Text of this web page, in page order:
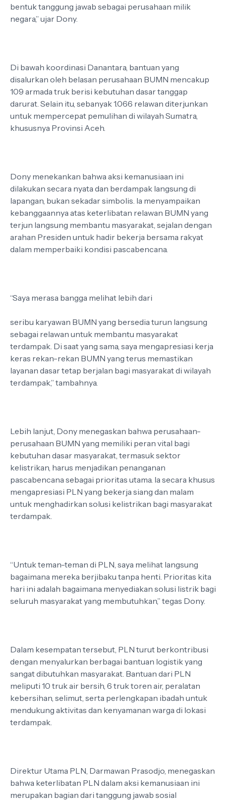
bentuk tanggung jawab sebagai perusahaan milik
negara,” ujar Dony.
Di bawah koordinasi Danantara, bantuan yang
disalurkan oleh belasan perusahaan BUMN mencakup
109 armada truk berisi kebutuhan dasar tanggap
darurat. Selain itu, sebanyak 1.066 relawan diterjunkan
untuk mempercepat pemulihan di wilayah Sumatra,
khususnya Provinsi Aceh.
Dony menekankan bahwa aksi kemanusiaan ini
dilakukan secara nyata dan berdampak langsung di
lapangan, bukan sekadar simbolis. Ia menyampaikan
kebanggaannya atas keterlibatan relawan BUMN yang
terjun langsung membantu masyarakat, sejalan dengan
arahan Presiden untuk hadir bekerja bersama rakyat
dalam memperbaiki kondisi pascabencana.
“Saya merasa bangga melihat lebih dari
seribu karyawan BUMN yang bersedia turun langsung
sebagai relawan untuk membantu masyarakat
terdampak. Di saat yang sama, saya mengapresiasi kerja
keras rekan-rekan BUMN yang terus memastikan
layanan dasar tetap berjalan bagi masyarakat di wilayah
terdampak,” tambahnya.
Lebih lanjut, Dony menegaskan bahwa perusahaan-
perusahaan BUMN yang memiliki peran vital bagi
kebutuhan dasar masyarakat, termasuk sektor
kelistrikan, harus menjadikan penanganan
pascabencana sebagai prioritas utama. Ia secara khusus
mengapresiasi PLN yang bekerja siang dan malam
untuk menghadirkan solusi kelistrikan bagi masyarakat
terdampak.
“Untuk teman-teman di PLN, saya melihat langsung
bagaimana mereka berjibaku tanpa henti. Prioritas kita
hari ini adalah bagaimana menyediakan solusi listrik bagi
seluruh masyarakat yang membutuhkan,” tegas Dony.
Dalam kesempatan tersebut, PLN turut berkontribusi
dengan menyalurkan berbagai bantuan logistik yang
sangat dibutuhkan masyarakat. Bantuan dari PLN
meliputi 10 truk air bersih, 6 truk toren air, peralatan
kebersihan, selimut, serta perlengkapan ibadah untuk
mendukung aktivitas dan kenyamanan warga di lokasi
terdampak.
Direktur Utama PLN, Darmawan Prasodjo, menegaskan
bahwa keterlibatan PLN dalam aksi kemanusiaan ini
merupakan bagian dari tanggung jawab sosial